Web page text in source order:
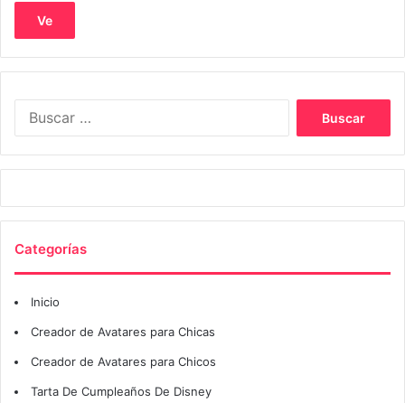
Ve
Categorías
Inicio
Creador de Avatares para Chicas
Creador de Avatares para Chicos
Tarta De Cumpleaños De Disney